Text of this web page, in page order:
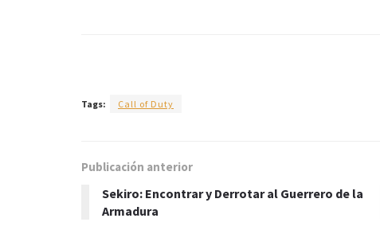
Tags: Call of Duty
Publicación anterior
Sekiro: Encontrar y Derrotar al Guerrero de la
Armadura